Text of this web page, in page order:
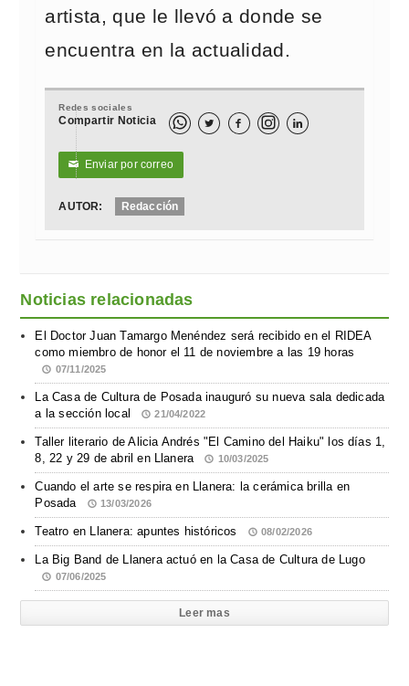
artista, que le llevó a donde se
encuentra en la actualidad.
Redes sociales
Compartir Noticia   
✉ Enviar por correo
AUTOR: Redacción
Noticias relacionadas
El Doctor Juan Tamargo Menéndez será recibido en el RIDEA
como miembro de honor el 11 de noviembre a las 19 horas
07/11/2025
La Casa de Cultura de Posada inauguró su nueva sala dedicada
a la sección local
21/04/2022
Taller literario de Alicia Andrés "El Camino del Haiku" los días 1,
8, 22 y 29 de abril en Llanera
10/03/2025
Cuando el arte se respira en Llanera: la cerámica brilla en
Posada
13/03/2026
Teatro en Llanera: apuntes históricos 08/02/2026
La Big Band de Llanera actuó en la Casa de Cultura de Lugo
07/06/2025
Leer mas